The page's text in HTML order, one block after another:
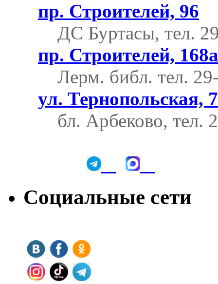
пр. Строителей, 96
ДС Буртасы, тел.
пр. Строителей, 168а
Лерм. библ. тел.
ул. Тернопольская, 7
бл. Арбеково, тел.
Социальные сети